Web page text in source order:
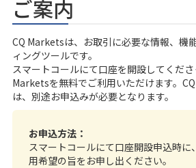
ご案内
CQ Marketsは、お取引に必要な情報、機
ィングツールです。
スマートコールにて口座を開設してくだ
Marketsを無料でご利用いただけます。
は、別途お申込みが必要となります。
お申込方法：
スマートコールにて口座開設申込時に
用希望の旨をお申し出ください。